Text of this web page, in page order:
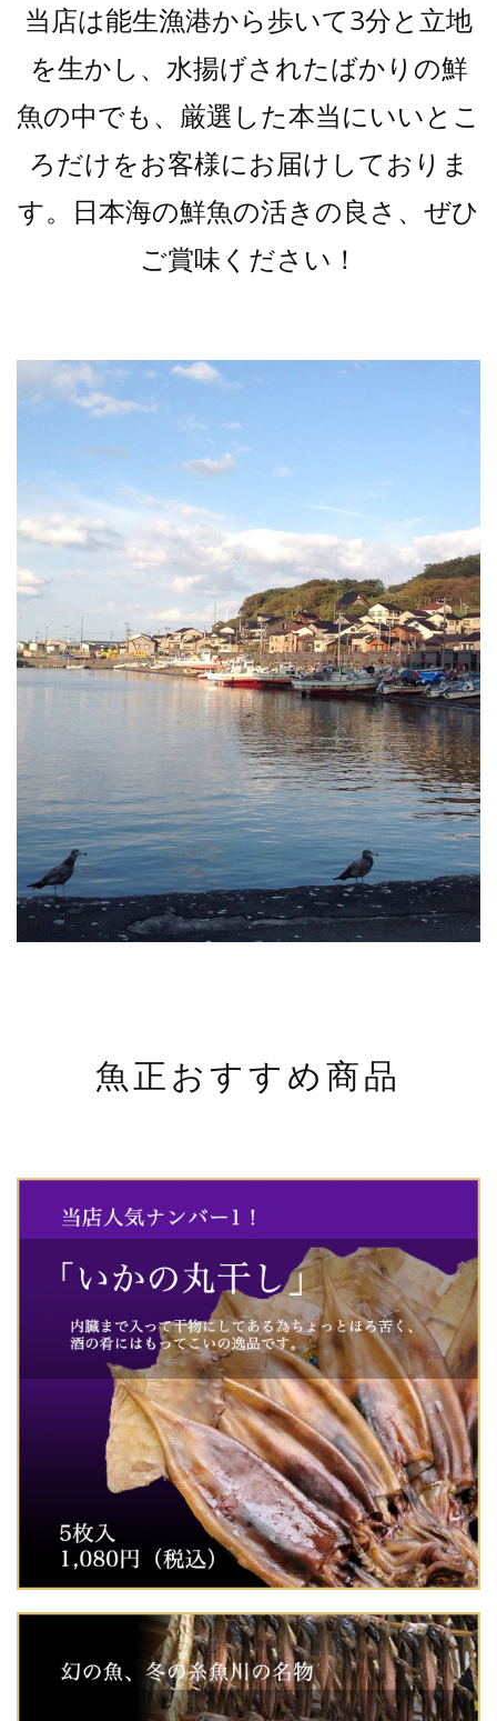
当店は能生漁港から歩いて3分と立地
を生かし、水揚げされたばかりの鮮
魚の中でも、厳選した本当にいいとこ
ろだけをお客様にお届けしておりま
す。日本海の鮮魚の活きの良さ、ぜひ
ご賞味ください！
魚正おすすめ商品